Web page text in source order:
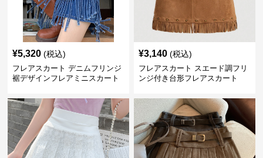
¥5,320 (税込)
フレアスカート デニムフリンジ
裾デザインフレアミニスカート
¥3,140 (税込)
フレアスカート スエード調フリ
ンジ付き台形フレアスカート